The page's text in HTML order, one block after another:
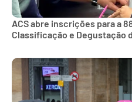
ACS abre inscrições para a
Classificação e Degustação